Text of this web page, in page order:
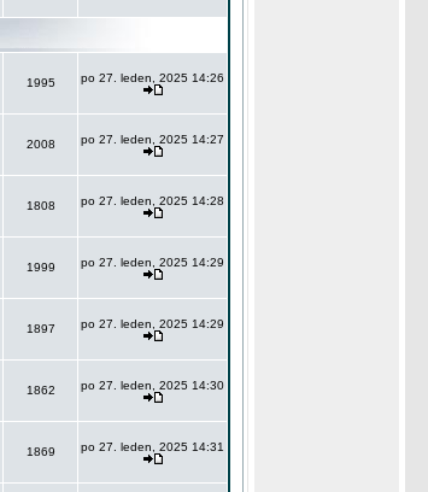
1995 po 27. leden, 2025 14:26
2008 po 27. leden, 2025 14:27
1808 po 27. leden, 2025 14:28
1999 po 27. leden, 2025 14:29
1897 po 27. leden, 2025 14:29
1862 po 27. leden, 2025 14:30
1869 po 27. leden, 2025 14:31